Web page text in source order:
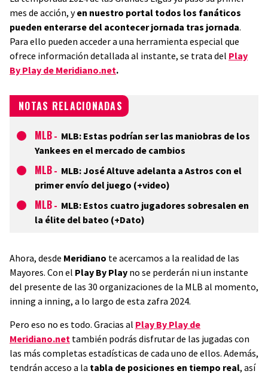
mes de acción, yen nuestro portal todos los fanáticos
pueden enterarse del acontecer jornada tras jornada.
Para ello pueden acceder a una herramienta especial que
ofrece información detallada al instante, se trata del Play
By Play de Meridiano.net.
NOTAS RELACIONADAS
MLB - MLB: Estas podrían ser las maniobras de los
Yankees en el mercado de cambios
MLB - MLB: José Altuve adelanta a Astros con el
primer envío del juego (+video)
MLB - MLB: Estos cuatro jugadores sobresalen en
la élite del bateo (+Dato)
Ahora, desde Meridiano te acercamos a la realidad de las
Mayores. Con el Play By Play no se perderán ni un instante
del presente de las 30 organizaciones de la MLB al momento,
inning a inning, a lo largo de esta zafra 2024.
Pero eso no es todo. Gracias al Play By Play de
Meridiano.net también podrás disfrutar de las jugadas con
las más completas estadísticas de cada uno de ellos. Además,
tendrán acceso a la tabla de posiciones en tiempo real, así